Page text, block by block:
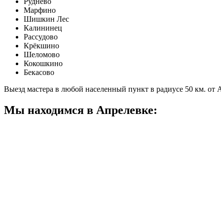
Марфино
Шишкин Лес
Калининец
Рассудово
Крёкшино
Шеломово
Кокошкино
Бекасово
Выезд мастера в любой населенный пункт в радиусе 50 км. от
Мы находимся в Апрелевке: